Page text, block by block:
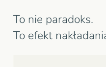
To nie paradoks.
To efekt